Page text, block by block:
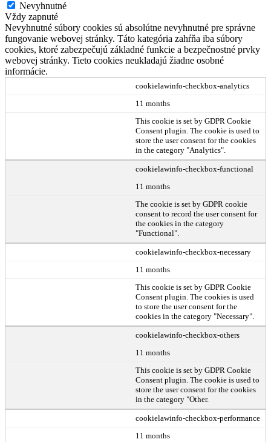
Nevyhnutné
Vždy zapnuté
Nevyhnutné súbory cookies sú absolútne nevyhnutné pre správne
fungovanie webovej stránky. Táto kategória zahŕňa iba súbory
cookies, ktoré zabezpečujú základné funkcie a bezpečnostné prvky
webovej stránky. Tieto cookies neukladajú žiadne osobné
informácie.
cookielawinfo-checkbox-analytics
11 months
This cookie is set by GDPR Cookie
Consent plugin. The cookie is used to
store the user consent for the cookies
in the category "Analytics".
cookielawinfo-checkbox-functional
11 months
The cookie is set by GDPR cookie
consent to record the user consent for
the cookies in the category
"Functional".
cookielawinfo-checkbox-necessary
11 months
This cookie is set by GDPR Cookie
Consent plugin. The cookies is used
to store the user consent for the
cookies in the category "Necessary".
cookielawinfo-checkbox-others
11 months
This cookie is set by GDPR Cookie
Consent plugin. The cookie is used to
store the user consent for the cookies
in the category "Other.
cookielawinfo-checkbox-performance
11 months